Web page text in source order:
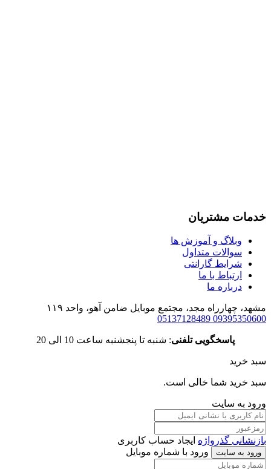
خدمات مشتریان
وبلاگ و آموزش ها
سوالات متداول
شرایط گارانتی
ارتباط با ما
درباره ما
مشهد، چهارراه مجد، مجتمع موبایل ضامن آهو، واحد ۱۱۹
09395350600
05137128489
پاسخگویی تلفنی: شنبه تا پنجشنبه ساعت 10 الی 20
سبد خرید
سبد خرید شما خالی است.
ورود به سایت
بازنشانی گذرواژه ایجاد حساب کاربری
ورود به سایت ورود با شماره موبایل